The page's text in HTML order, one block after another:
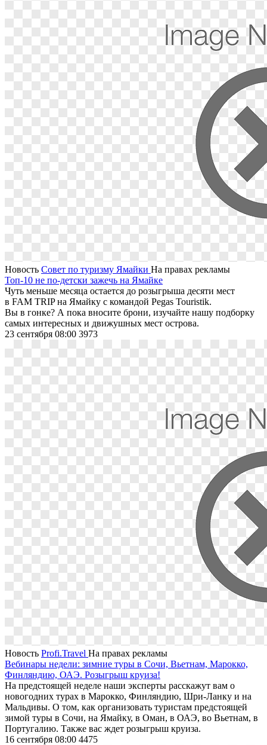
Новость Совет по туризму Ямайки На правах рекламы
Топ-10 не по-детски зажечь на Ямайке
Чуть меньше месяца остается до розыгрыша десяти мест
в FAM TRIP на Ямайку с командой Pegas Touristik.
Вы в гонке? А пока вносите брони, изучайте нашу подборку
самых интересных и движушных мест острова.
23 сентября 08:00 3973
Новость Profi.Travel На правах рекламы
Вебинары недели: зимние туры в Сочи, Вьетнам, Марокко,
Финляндию, ОАЭ. Розыгрыш круиза!
На предстоящей неделе наши эксперты расскажут вам о
новогодних турах в Марокко, Финляндию, Шри-Ланку и на
Мальдивы. О том, как организовать туристам предстоящей
зимой туры в Сочи, на Ямайку, в Оман, в ОАЭ, во Вьетнам, в
Португалию. Также вас ждет розыгрыш круиза.
16 сентября 08:00 4475